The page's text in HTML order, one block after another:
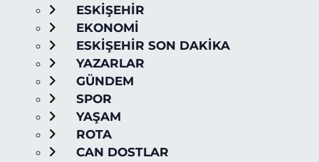
ESKİŞEHİR
EKONOMİ
ESKİŞEHİR SON DAKİKA
YAZARLAR
GÜNDEM
SPOR
YAŞAM
ROTA
CAN DOSTLAR